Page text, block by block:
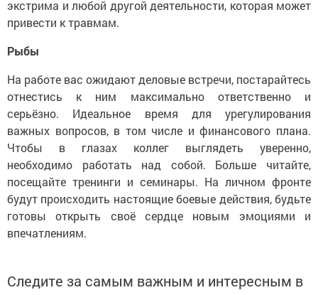
экстрима и любой другой деятельности, которая может
привести к травмам.
Рыбы
На работе вас ожидают деловые встречи, постарайтесь
отнестись к ним максимально ответственно и
серьёзно. Идеальное время для урегулирования
важных вопросов, в том числе и финансового плана.
Чтобы в глазах коллег выглядеть уверенно,
необходимо работать над собой. Больше читайте,
посещайте тренинги и семинары. На личном фронте
будут происходить настоящие боевые действия, будьте
готовы открыть своё сердце новым эмоциями и
впечатлениям.
Следите за самым важным и интересным в